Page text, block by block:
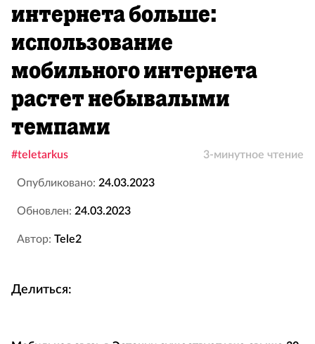
интернета больше:
использование
мобильного интернета
растет небывалыми
темпами
#teletarkus 3-минутное чтение
Опубликовано: 24.03.2023
Обновлен: 24.03.2023
Автор: Tele2
Делиться: